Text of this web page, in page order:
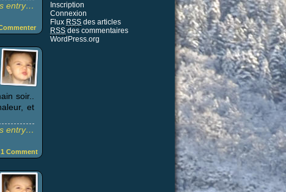
entry…
soir..
et
entry…
1 Comment
Inscription
Connexion
Flux RSS des articles
RSS des commentaires
WordPress.org